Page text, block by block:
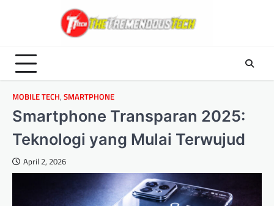
MOBILE TECH, SMARTPHONE
Smartphone Transparan 2025:
Teknologi yang Mulai Terwujud
April 2, 2026